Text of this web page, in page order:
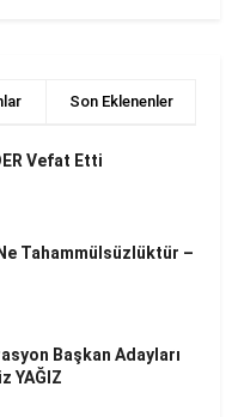
Son Eklenenler
Vefat Etti
Ne Tahammülsüzlüktür –
Başkan Adayları
YAĞIZ